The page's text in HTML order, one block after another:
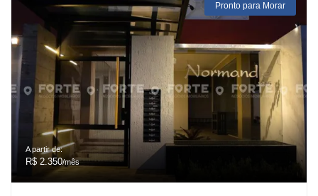
Pronto para Morar
A partir de:
R$ 2.350/mês